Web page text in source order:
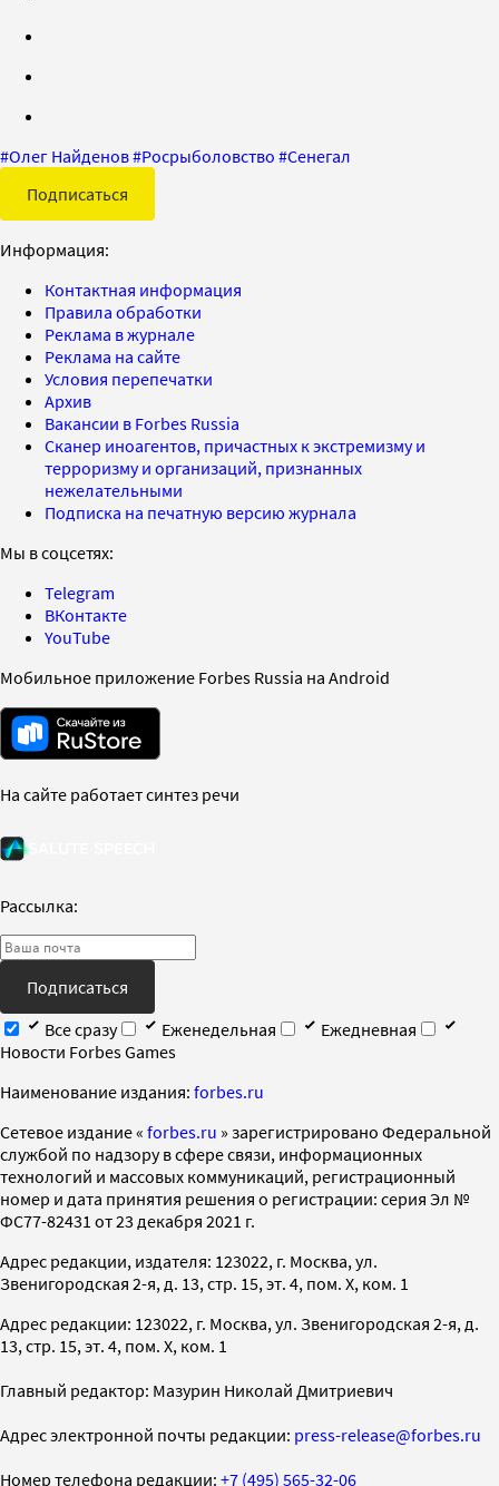
#Олег Найденов#Росрыболовство #Сенегал
Подписаться
Информация:
Контактная информация
Правила обработки
Реклама в журнале
Реклама на сайте
Условия перепечатки
Архив
Вакансии в Forbes Russia
Сканер иноагентов, причастных к экстремизму и
терроризму и организаций, признанных
нежелательными
Подписка на печатную версию журнала
Мы в соцсетях:
Telegram
ВКонтакте
YouTube
Мобильное приложение Forbes Russia на Android
На сайте работает синтез речи
Рассылка:
Подписаться
Все сразу
Еженедельная
Ежедневная
Новости Forbes Games
Наименование издания: forbes.ru
Cетевое издание « forbes.ru » зарегистрировано Федеральной
службой по надзору в сфере связи, информационных
технологий и массовых коммуникаций, регистрационный
номер и дата принятия решения о регистрации: серия Эл №
ФС77-82431 от 23 декабря 2021 г.
Адрес редакции, издателя: 123022, г. Москва, ул.
Звенигородская 2-я, д. 13, стр. 15, эт. 4, пом. X, ком. 1
Адрес редакции: 123022, г. Москва, ул. Звенигородская 2-я, д.
13, стр. 15, эт. 4, пом. X, ком. 1
Главный редактор: Мазурин Николай Дмитриевич
Адрес электронной почты редакции: press-release@forbes.ru
Номер телефона редакции: +7 (495) 565-32-06